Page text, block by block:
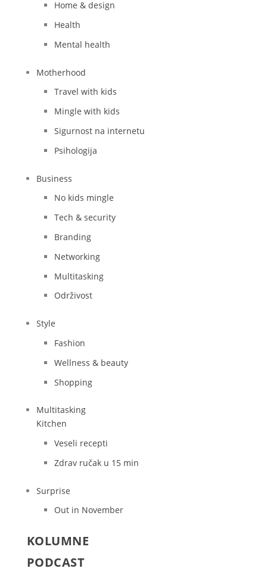
Home & design
Health
Mental health
Motherhood
Travel with kids
Mingle with kids
Sigurnost na internetu
Psihologija
Business
No kids mingle
Tech & security
Branding
Networking
Multitasking
Održivost
Style
Fashion
Wellness & beauty
Shopping
Multitasking
Kitchen
Veseli recepti
Zdrav ručak u 15 min
Surprise
Out in November
KOLUMNE
PODCAST